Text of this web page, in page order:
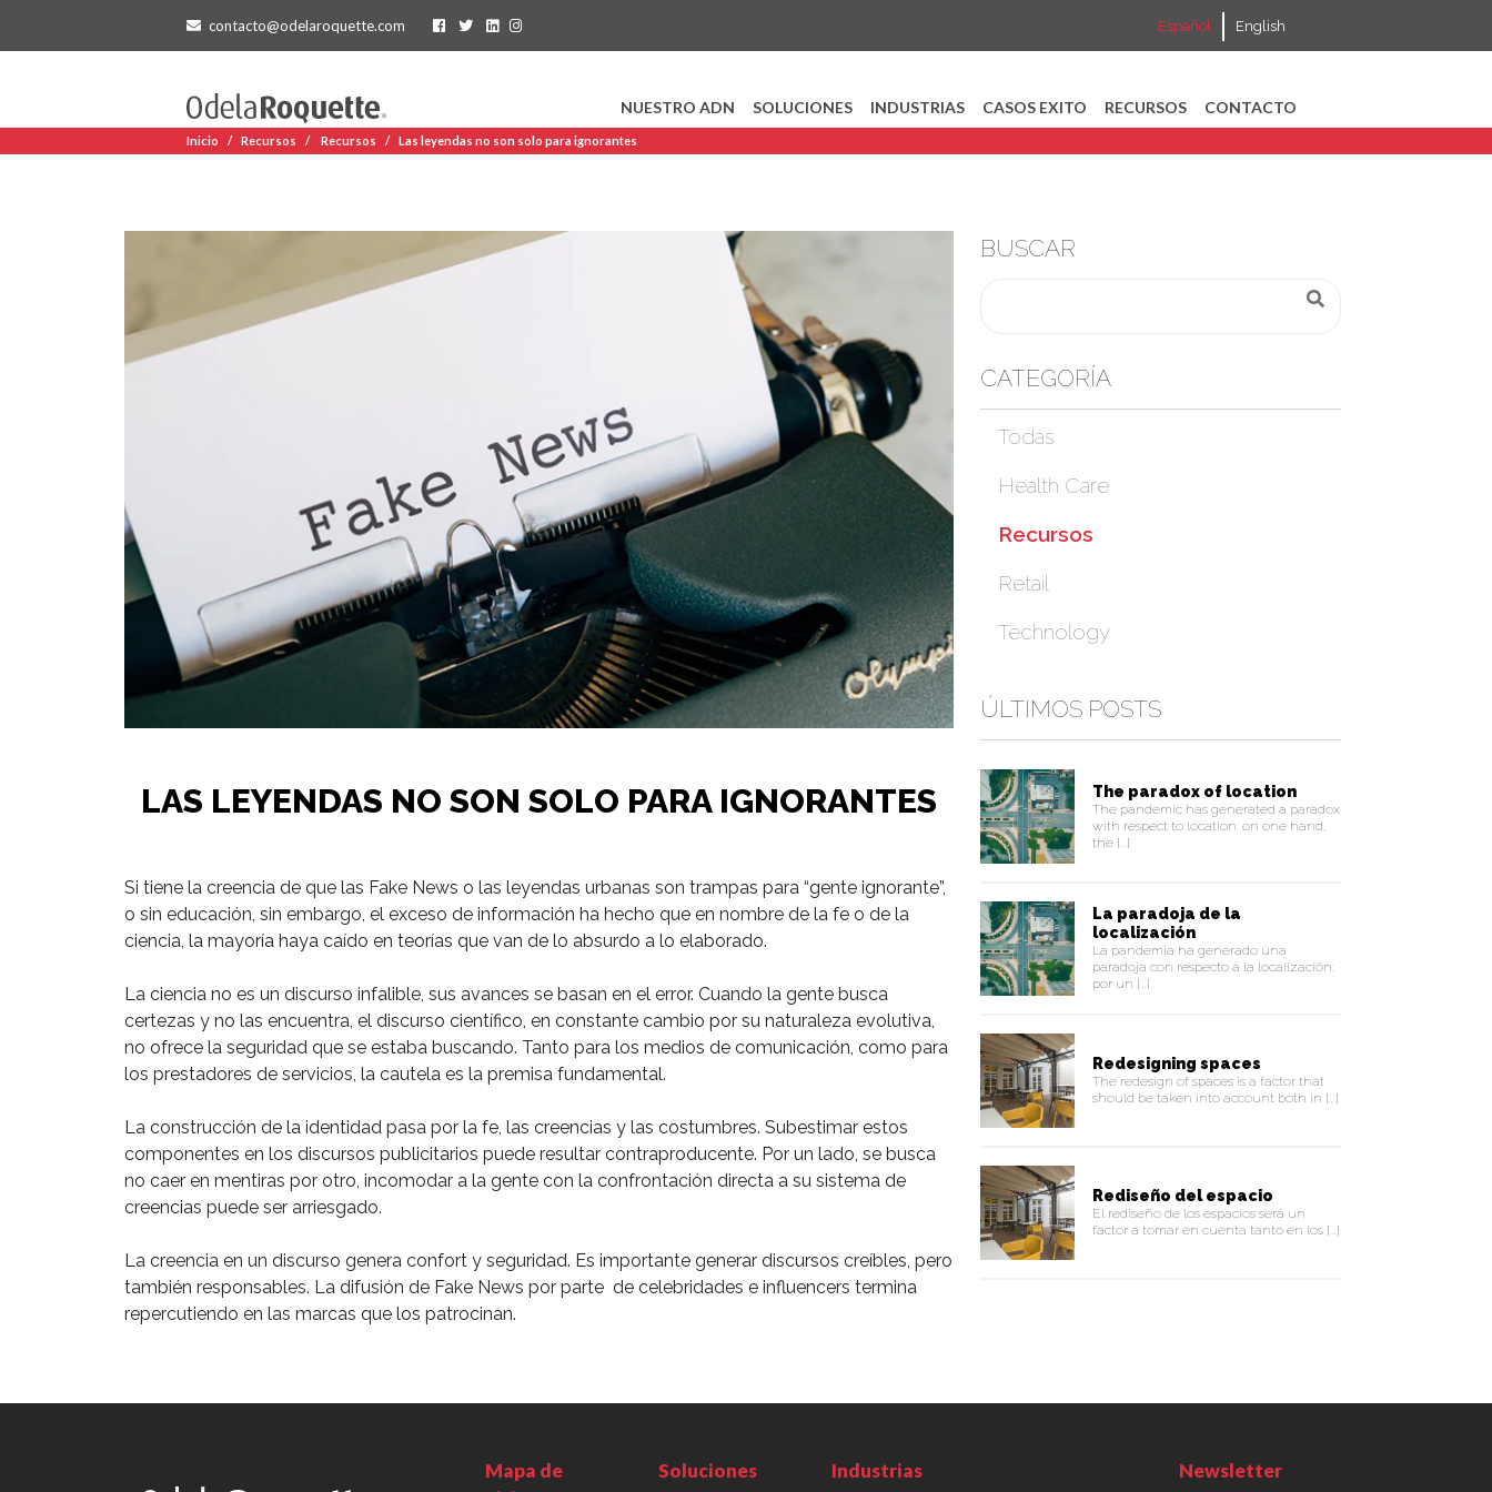
contacto@odelaroquette.com Español English
NUESTRO ADN SOLUCIONES INDUSTRIAS CASOS EXITO RECURSOS CONTACTO
Inicio Recursos Recursos Las leyendas no son solo para ignorantes
LAS LEYENDAS NO SON SOLO PARA IGNORANTES
Si tiene la creencia de que las Fake News o las leyendas urbanas son trampas para “gente ignorante”,
o sin educación, sin embargo, el exceso de información ha hecho que en nombre de la fe o de la
ciencia, la mayoría haya caído en teorías que van de lo absurdo a lo elaborado.
La ciencia no es un discurso infalible, sus avances se basan en el error. Cuando la gente busca
certezas y no las encuentra, el discurso científico, en constante cambio por su naturaleza evolutiva,
no ofrece la seguridad que se estaba buscando. Tanto para los medios de comunicación, como para
los prestadores de servicios, la cautela es la premisa fundamental.
La construcción de la identidad pasa por la fe, las creencias y las costumbres. Subestimar estos
componentes en los discursos publicitarios puede resultar contraproducente. Por un lado, se busca
no caer en mentiras por otro, incomodar a la gente con la confrontación directa a su sistema de
creencias puede ser arriesgado.
La creencia en un discurso genera confort y seguridad. Es importante generar discursos creíbles, pero
también responsables. La difusión de Fake News por parte de celebridades e influencers termina
repercutiendo en las marcas que los patrocinan.
BUSCAR
CATEGORÍA
Todas
Health Care
Recursos
Retail
Technology
ÚLTIMOS POSTS
The paradox of location
The pandemic has generated a paradox
with respect to location: on one hand,
the [...]
La paradoja de la
localización
La pandemia ha generado una
paradoja con respecto a la localización:
por un [...]
Redesigning spaces
The redesign of spaces is a factor that
should be taken into account both in [...]
Rediseño del espacio
El rediseño de los espacios será un
factor a tomar en cuenta tanto en los [...]
Mapa de
Soluciones Industrias Newsletter